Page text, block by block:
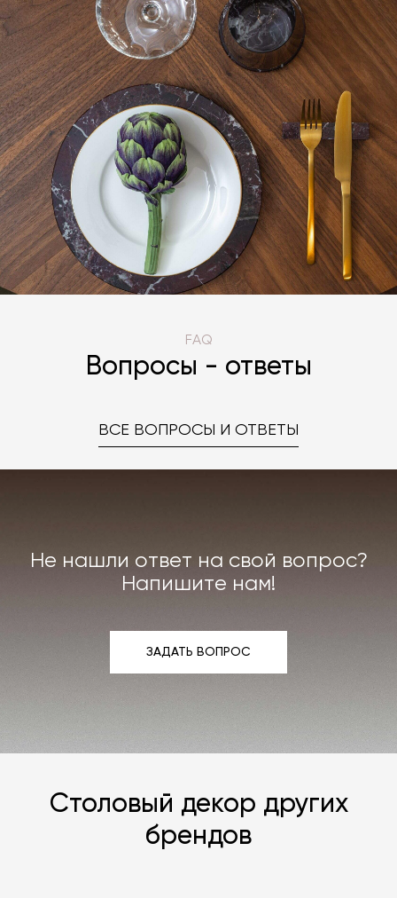
FAQ
Вопросы - ответы
ВСЕ ВОПРОСЫ И ОТВЕТЫ
Не нашли ответ на свой вопрос?
Напишите нам!
ЗАДАТЬ ВОПРОС
Столовый декор других
брендов